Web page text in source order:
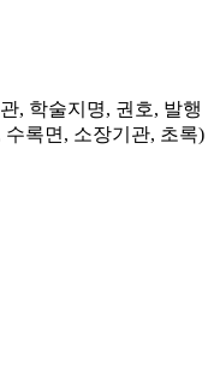
, 학술지명, 권호, 발행
록면, 소장기관, 초록)